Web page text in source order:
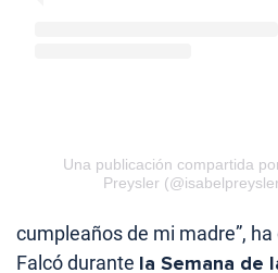
Una publicación compartida
Preysler
cumpleaños de mi madre”,
Falcó durante la Semana de